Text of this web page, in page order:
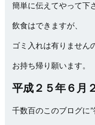
簡単に伝えてやって下
飲食はできますが、
ゴミ入れは有りません
お持ち帰り願います。
平成２５年６月
千数百のこのブログに”